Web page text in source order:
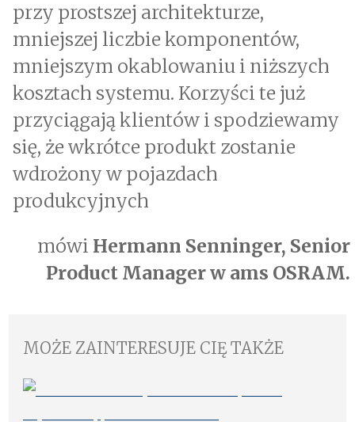
przy prostszej architekturze,
mniejszej liczbie komponentów,
mniejszym okablowaniu i niższych
kosztach systemu. Korzyści te już
przyciągają klientów i spodziewamy
się, że wkrótce produkt zostanie
wdrożony w pojazdach
produkcyjnych
mówi Hermann Senninger, Senior
Product Manager w ams OSRAM.
MOŻE ZAINTERESUJE CIĘ TAKŻE